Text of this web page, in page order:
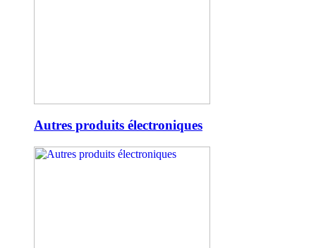
Autres produits électroniques